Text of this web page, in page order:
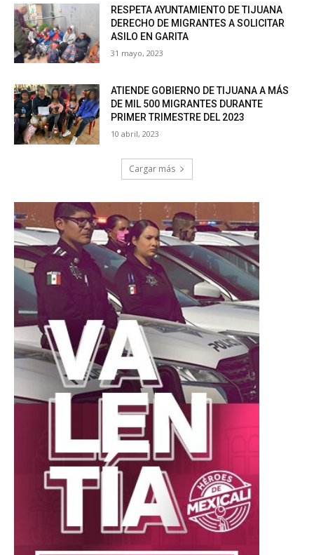
RESPETA AYUNTAMIENTO DE TIJUANA
DERECHO DE MIGRANTES A SOLICITAR
ASILO EN GARITA
31 mayo, 2023
ATIENDE GOBIERNO DE TIJUANA A MÁS
DE MIL 500 MIGRANTES DURANTE
PRIMER TRIMESTRE DEL 2023
10 abril, 2023
Cargar más